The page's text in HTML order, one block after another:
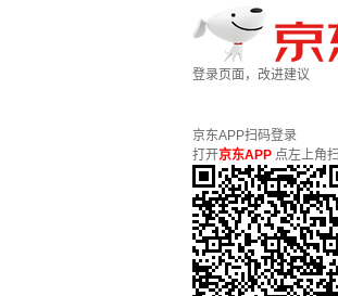
登录页面，改进建议
京东APP扫码登录
打开京东APP 点左上角